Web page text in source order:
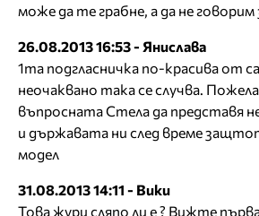
може да те грабне, а да не говорим
26.08.2013 16:53 - Янислава
1та подгласничка по-красива от
неочаквано така се случва.
въпросната Стела да представя
и държавата ни след време
модел
31.08.2013 14:11 - Вики
Това жури сляпо ли е ? Вижте